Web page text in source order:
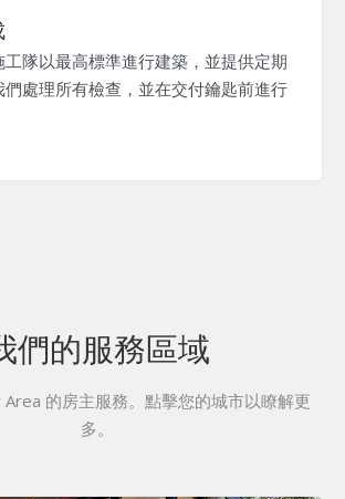
隊以最高標準進行建築，並提供定期
處理所有檢查，並在交付鑰匙前進行
們的服務區域
的房主服務。點擊您的城市以瞭解更
多。